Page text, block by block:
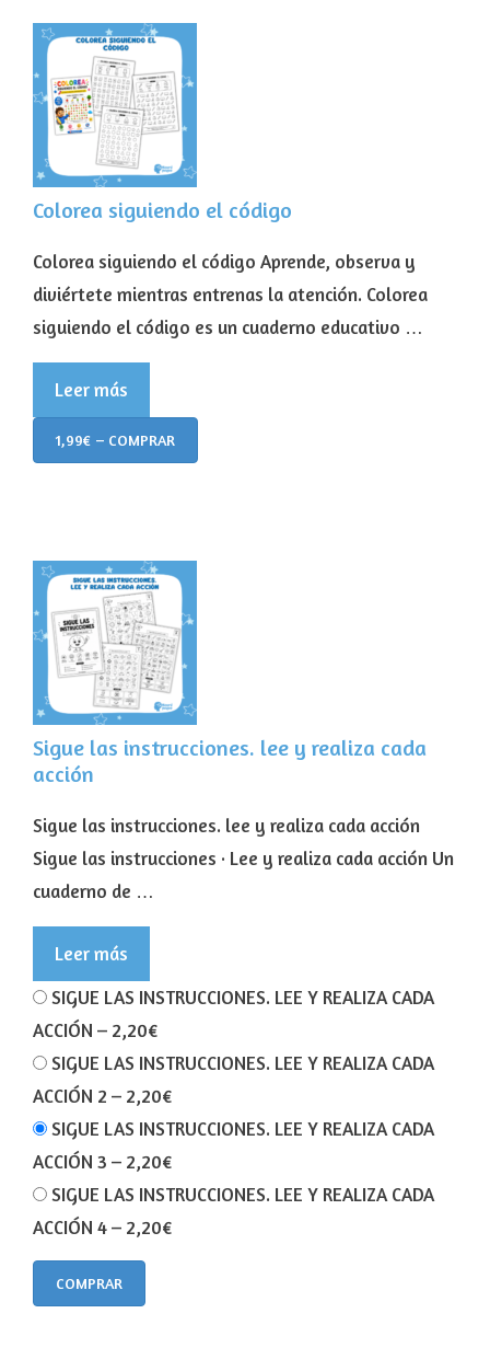
Colorea siguiendo el código
Colorea siguiendo el código Aprende, observa y
diviértete mientras entrenas la atención. Colorea
siguiendo el código es un cuaderno educativo …
Leer más
1,99€ – COMPRAR
Sigue las instrucciones. lee y realiza cada
acción
Sigue las instrucciones. lee y realiza cada acción
Sigue las instrucciones · Lee y realiza cada acción Un
cuaderno de …
Leer más
SIGUE LAS INSTRUCCIONES. LEE Y REALIZA CADA
ACCIÓN – 2,20€
SIGUE LAS INSTRUCCIONES. LEE Y REALIZA CADA
ACCIÓN 2 – 2,20€
SIGUE LAS INSTRUCCIONES. LEE Y REALIZA CADA
ACCIÓN 3 – 2,20€
SIGUE LAS INSTRUCCIONES. LEE Y REALIZA CADA
ACCIÓN 4– 2,20€
COMPRAR